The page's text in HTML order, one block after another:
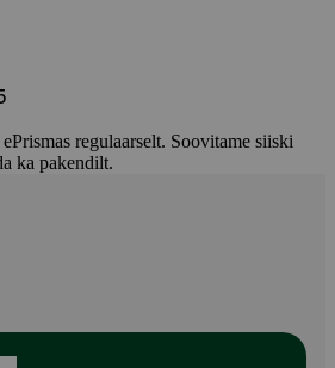
regulaarselt. Soovitame siiski
ka pakendilt.